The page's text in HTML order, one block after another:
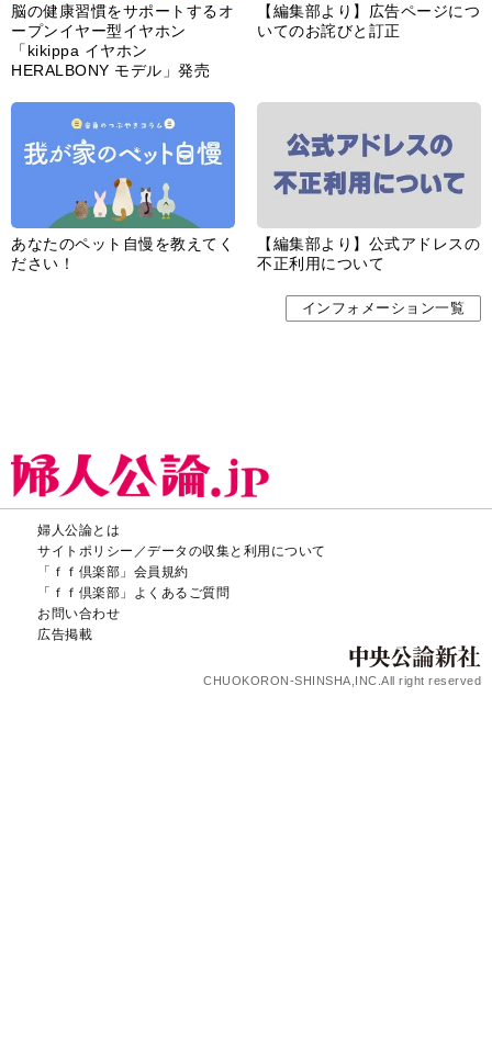
脳の健康習慣をサポートするオ
ープンイヤー型イヤホン
「kikippa イヤホン
HERALBONY モデル」発売
【編集部より】広告ページにつ
いてのお詫びと訂正
あなたのペット自慢を教えてく
ださい！
【編集部より】公式アドレスの
不正利用について
インフォメーション一覧
婦人公論とは
サイトポリシー／データの収集と利用について
「ｆｆ倶楽部」会員規約
「ｆｆ倶楽部」よくあるご質問
お問い合わせ
広告掲載
CHUOKORON-SHINSHA,INC.All right reserved